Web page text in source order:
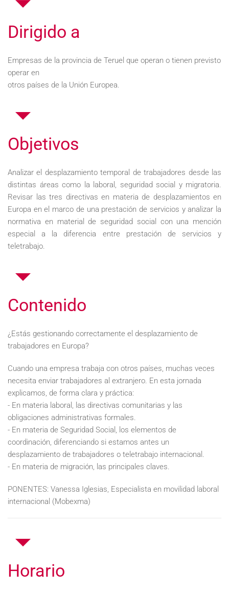
Dirigido a
Empresas de la provincia de Teruel que operan o tienen previsto
operar en
otros países de la Unión Europea.
Objetivos
Analizar el desplazamiento temporal de trabajadores desde las
distintas áreas como la laboral, seguridad social y migratoria.
Revisar las tres directivas en materia de desplazamientos en
Europa en el marco de una prestación de servicios y analizar la
normativa en material de seguridad social con una mención
especial a la diferencia entre prestación de servicios y
teletrabajo.
Contenido
¿Estás gestionando correctamente el desplazamiento de
trabajadores en Europa?
Cuando una empresa trabaja con otros países, muchas veces
necesita enviar trabajadores al extranjero. En esta jornada
explicamos, de forma clara y práctica:
- En materia laboral, las directivas comunitarias y las
obligaciones administrativas formales.
- En materia de Seguridad Social, los elementos de
coordinación, diferenciando si estamos antes un
desplazamiento de trabajadores o teletrabajo internacional.
- En materia de migración, las principales claves.
PONENTES: Vanessa Iglesias, Especialista en movilidad laboral
internacional (Mobexma)
Horario